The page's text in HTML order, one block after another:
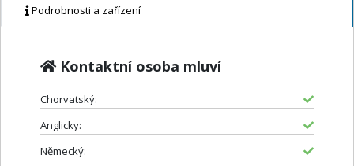
Podrobnosti a zařízení
Kontaktní osoba mluví
Chorvatský:
Anglicky:
Německý: